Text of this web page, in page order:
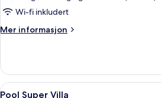
(SWANK
PLUNGE
POOL
Wi-fi inkludert
Mer informasjon
Mer
(SWANK
PLUNGE
POOL
Åpne
6
Pool Super Villa